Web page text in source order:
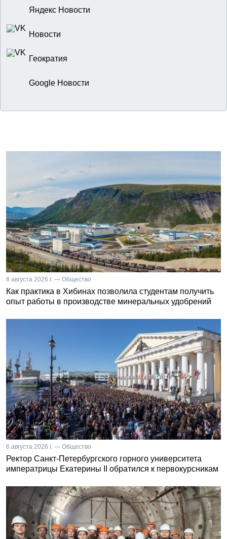
Яндекс Новости
Новости
Геократия
Google Новости
8 августа 2026 г. — Общество
Как практика в Хибинах позволила студентам получить
опыт работы в производстве минеральных удобрений
6 августа 2026 г. — Общество
Ректор Санкт-Петербургского горного университета
императрицы Екатерины II обратился к первокурсникам